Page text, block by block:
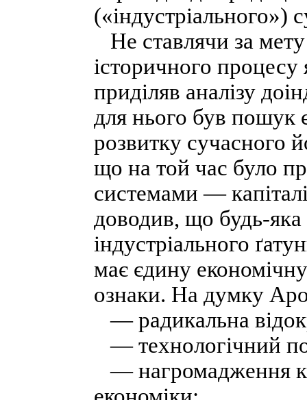
(«індустріального»)
Не ставлячи за
історичного процесу
приділяв аналізу
для нього був пошук
розвитку сучасного
що на той час було
системами —
доводив, що будь-яка
індустріального
має єдину
ознаки. На думку
— радикальна
— технологічний
— нагромадження